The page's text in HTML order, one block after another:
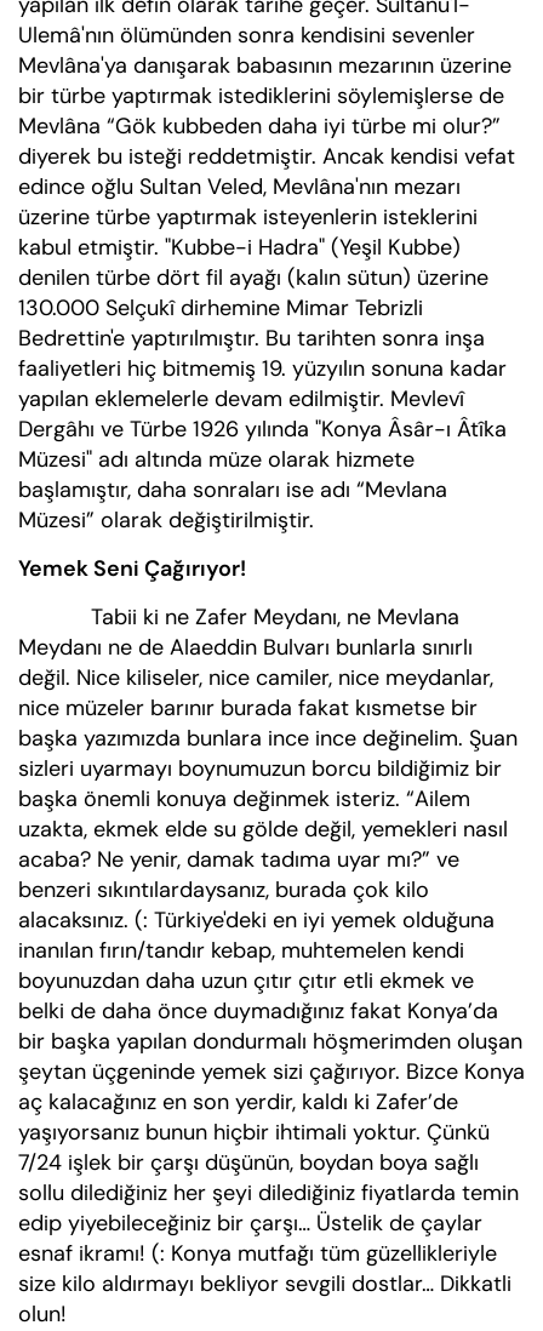
Ulemâ'nın ölümünden sonra kendisini sevenler
Mevlâna'ya danışarak babasının mezarının üzerine
bir türbe yaptırmak istediklerini söylemişlerse de
Mevlâna “Gök kubbeden daha iyi türbe mi olur?”
diyerek bu isteği reddetmiştir. Ancak kendisi vefat
edince oğlu Sultan Veled, Mevlâna'nın mezarı
üzerine türbe yaptırmak isteyenlerin isteklerini
kabul etmiştir. "Kubbe-i Hadra" (Yeşil Kubbe)
denilen türbe dört fil ayağı (kalın sütun) üzerine
130.000 Selçukî dirhemine Mimar Tebrizli
Bedrettin'e yaptırılmıştır. Bu tarihten sonra inşa
faaliyetleri hiç bitmemiş 19. yüzyılın sonuna kadar
yapılan eklemelerle devam edilmiştir. Mevlevî
Dergâhı ve Türbe 1926 yılında "Konya Âsâr-ı Âtîka
Müzesi" adı altında müze olarak hizmete
başlamıştır, daha sonraları ise adı “Mevlana
Müzesi” olarak değiştirilmiştir.
Yemek Seni Çağırıyor!
Tabii ki ne Zafer Meydanı, ne Mevlana
Meydanı ne de Alaeddin Bulvarı bunlarla sınırlı
değil. Nice kiliseler, nice camiler, nice meydanlar,
nice müzeler barınır burada fakat kısmetse bir
başka yazımızda bunlara ince ince değinelim. Şuan
sizleri uyarmayı boynumuzun borcu bildiğimiz bir
başka önemli konuya değinmek isteriz. “Ailem
uzakta, ekmek elde su gölde değil, yemekleri nasıl
acaba? Ne yenir, damak tadıma uyar mı?” ve
benzeri sıkıntılardaysanız, burada çok kilo
alacaksınız. (: Türkiye'deki en iyi yemek olduğuna
inanılan fırın/tandır kebap, muhtemelen kendi
boyunuzdan daha uzun çıtır çıtır etli ekmek ve
belki de daha önce duymadığınız fakat Konya’da
bir başka yapılan dondurmalı höşmerimden oluşan
şeytan üçgeninde yemek sizi çağırıyor. Bizce Konya
aç kalacağınız en son yerdir, kaldı ki Zafer’de
yaşıyorsanız bunun hiçbir ihtimali yoktur. Çünkü
7/24 işlek bir çarşı düşünün, boydan boya sağlı
sollu dilediğiniz her şeyi dilediğiniz fiyatlarda temin
edip yiyebileceğiniz bir çarşı… Üstelik de çaylar
esnaf ikramı! (: Konya mutfağı tüm güzellikleriyle
size kilo aldırmayı bekliyor sevgili dostlar… Dikkatli
olun!